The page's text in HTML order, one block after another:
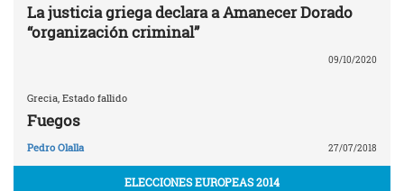
La justicia griega declara a Amanecer Dorado
“organización criminal”
09/10/2020
Grecia, Estado fallido
Fuegos
Pedro Olalla 27/07/2018
ELECCIONES EUROPEAS 2014